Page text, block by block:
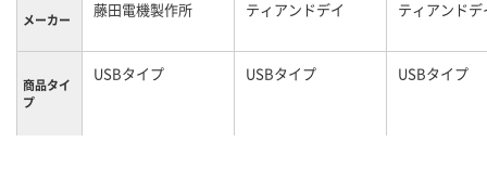
メーカー 藤田電機製作所 ティアンドデイ ティアンドデ
商品タイ
プ
USBタイプ USBタイプ USBタイプ